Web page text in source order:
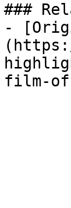
###
-
film-